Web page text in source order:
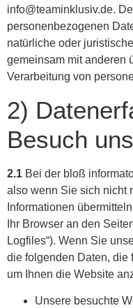
info@teaminklusiv.de.
personenbezogenen
natürliche oder
gemeinsam mit anderen
Verarbeitung von
2)
Besuch
2.1 Bei der bloß
also wenn Sie sich nicht
Informationen
Ihr Browser an den
Logfiles“). Wenn Sie
die folgenden Daten, die
um Ihnen die Website
Unsere besuchte